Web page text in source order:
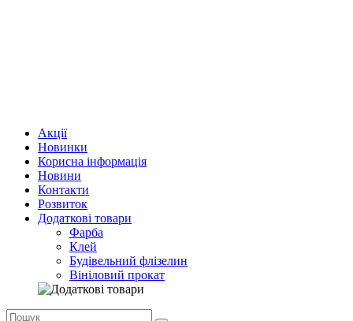
Акції
Новинки
Корисна інформація
Новини
Контакти
Розвиток
Додаткові товари
Фарба
Клей
Будівельний флізелин
Вініловий прокат